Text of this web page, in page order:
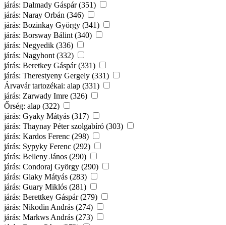
járás: Dalmady Gáspár (351)
járás: Naray Orbán (346)
járás: Bozinkay György (341)
járás: Borsway Bálint (340)
járás: Negyedik (336)
járás: Nagyhont (332)
járás: Beretkey Gáspár (331)
járás: Therestyeny Gergely (331)
Árvavár tartozékai: alap (331)
járás: Zarwady Imre (326)
Őrség: alap (322)
járás: Gyaky Mátyás (317)
járás: Thaynay Péter szolgabíró (303)
járás: Kardos Ferenc (298)
járás: Sypyky Ferenc (292)
járás: Belleny János (290)
járás: Condoraj György (290)
járás: Giaky Mátyás (283)
járás: Guary Miklós (281)
járás: Berettkey Gáspár (279)
járás: Nikodin András (274)
járás: Markws András (273)